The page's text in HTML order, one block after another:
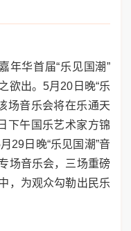
年华首届“乐见国潮”
欲出。5月20日晚“乐
场音乐会将在乐通天
下午国乐艺术家方锦
29日晚“乐见国潮”音
场音乐会，三场重磅
，为观众勾勒出民乐